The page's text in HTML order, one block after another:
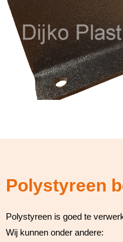
Polystyreen
Polystyreen is goed te
Wij kunnen onder andere: